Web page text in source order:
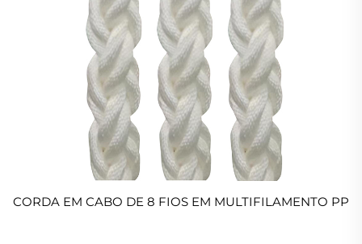
CORDA EM CABO DE 8 FIOS EM MULTIFILAMENTO PP